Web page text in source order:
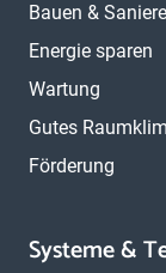
Bauen &
Energie sparen
Wartung
Gutes
Förderung
Systeme &